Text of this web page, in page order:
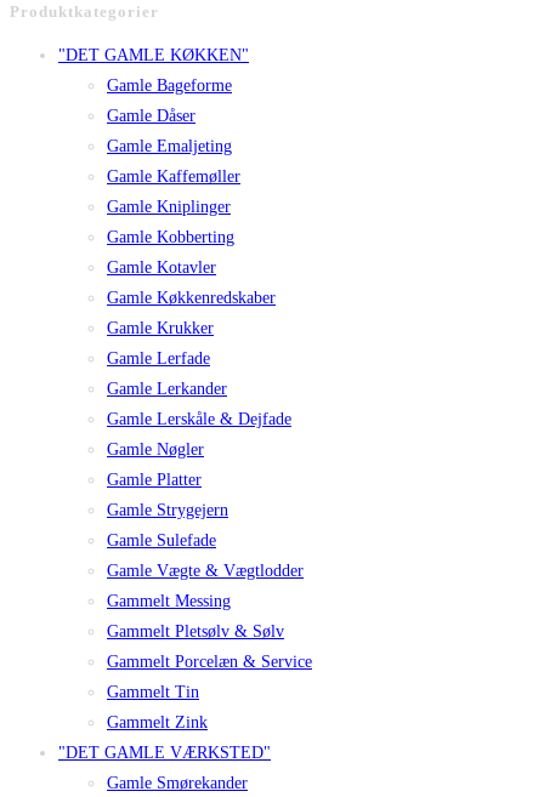
Produktkategorier
"DET GAMLE KØKKEN"
Gamle Bageforme
Gamle Dåser
Gamle Emaljeting
Gamle Kaffemøller
Gamle Kniplinger
Gamle Kobberting
Gamle Kotavler
Gamle Køkkenredskaber
Gamle Krukker
Gamle Lerfade
Gamle Lerkander
Gamle Lerskåle & Dejfade
Gamle Nøgler
Gamle Platter
Gamle Strygejern
Gamle Sulefade
Gamle Vægte & Vægtlodder
Gammelt Messing
Gammelt Pletsølv & Sølv
Gammelt Porcelæn & Service
Gammelt Tin
Gammelt Zink
"DET GAMLE VÆRKSTED"
Gamle Smørekander